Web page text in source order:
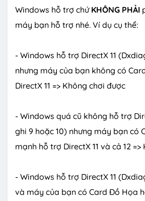
Windows hỗ trợ chứ KHÔNG PHẢI
máy bạn hỗ trợ nhé. Ví dụ cụ thể:
- Windows hỗ trợ DirectX 11
nhưng máy của bạn không có
DirectX 11 => Không chơi được
- Windows quá cũ không hỗ trợ
ghi 9 hoặc 10) nhưng máy bạn có
mạnh hỗ trợ DirectX 11 và cả 12
- Windows hỗ trợ DirectX 11
và máy của bạn có Card Đồ Họa